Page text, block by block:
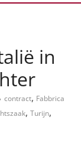
in
contract, Fabbrica
, Turijn,